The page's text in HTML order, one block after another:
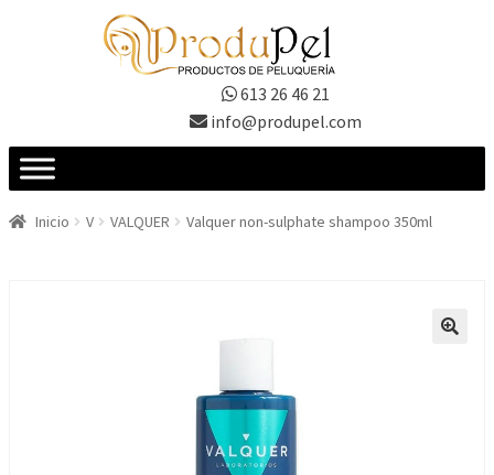
613 26 46 21
info@produpel.com
Inicio V VALQUER Valquer non-sulphate shampoo 350ml